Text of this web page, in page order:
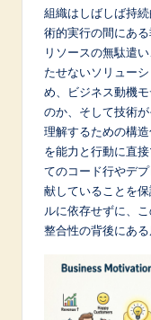
p
L
組織はしばしば持
術的実行の間にあ
リソースの無駄遣
たせないソリュー
め、ビジネス動機
のか、そして技術
理解するための構
を能力と行動に直
てのコード行やデ
献していることを
ルに依存せずに、
整合性の背後にある